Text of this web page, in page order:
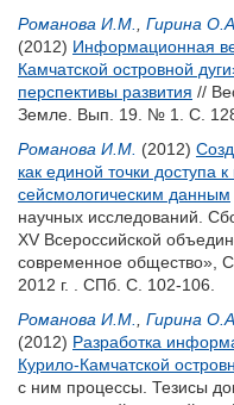
Романова И.М.
Гирина О.А.
(2012) Информационная
Камчатской островной
перспективы развития //
Земле. Вып. 19. № 1. С.
Романова И.М. (2012)
как единой точки доступа
сейсмологическим данным
научных исследований.
XV Всероссийской
современное общество»,
2012 г. . СПб. С. 102-106.
Романова И.М.
Гирина О.А.
(2012) Разработка
Курило-Камчатской
с ним процессы. Тезисы